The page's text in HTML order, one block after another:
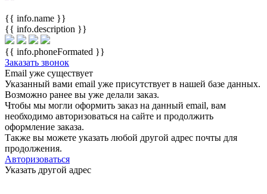
{{ info.name }}
{{ info.description }}
{{ info.phoneFormated }}
Заказать звонок
Email уже существует
Указанный вами email уже присутствует в нашей базе данных.
Возможно ранее вы уже делали заказ.
Чтобы мы могли оформить заказ на данный email, вам
необходимо авторизоваться на сайте и продолжить
оформление заказа.
Также вы можете указать любой другой адрес почты для
продолжения.
Авторизоваться
Указать другой адрес